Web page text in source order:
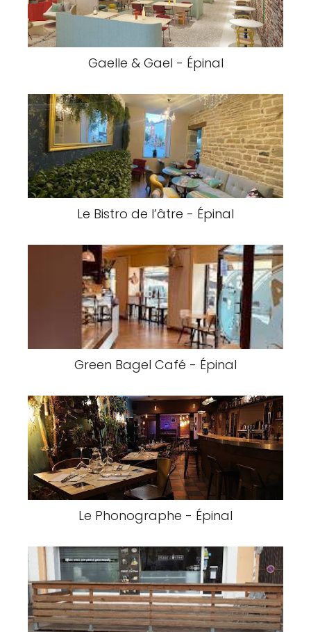
Gaelle & Gael - Épinal
Le Bistro de l’âtre - Épinal
Green Bagel Café - Épinal
Le Phonographe - Épinal